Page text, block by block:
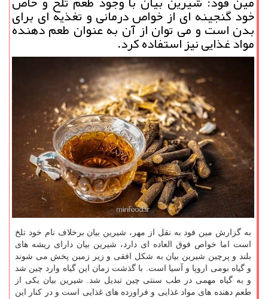
خود گنجینه ای از خواص درمانی و تغذیه ای برای
بدن است و می توان از آن به عنوان طعم دهنده
مواد غذایی نیز استفاده کرد.
به گزارش مین فود به نقل از مهر، شیرین بیان برخلاف نام خود تلخ
است اما خواص فوق العاده ای دارد، شیرین بیان دارای ریشه های
بلند و پرچین شیرین بیان به شکل افقی و زیر زمین پخش می شوند
و گیاه بومی اروپا و آسیا است. با گذشت زمان این گیاه وارد چین شد
و به گیاه مهمی در طب سنتی چین تبدیل شد. شیرین بیان یکی از
طعم دهنده های مواد غذایی و فراورده های غذایی است و در کنار این